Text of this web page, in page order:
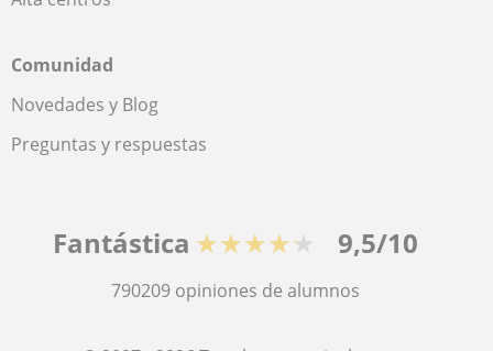
Comunidad
Novedades y Blog
Preguntas y respuestas
Fantástica ★★★★★ 9,5/10
790209 opiniones de alumnos